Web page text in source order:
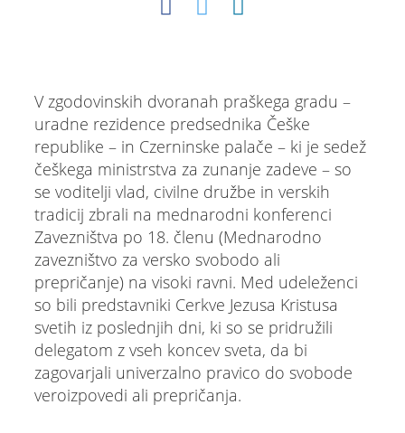
V zgodovinskih dvoranah praškega gradu –
uradne rezidence predsednika Češke
republike – in Czerninske palače – ki je sedež
češkega ministrstva za zunanje zadeve – so
se voditelji vlad, civilne družbe in verskih
tradicij zbrali na mednarodni konferenci
Zavezništva po 18. členu (Mednarodno
zavezništvo za versko svobodo ali
prepričanje) na visoki ravni. Med udeleženci
so bili predstavniki Cerkve Jezusa Kristusa
svetih iz poslednjih dni, ki so se pridružili
delegatom z vseh koncev sveta, da bi
zagovarjali univerzalno pravico do svobode
veroizpovedi ali prepričanja.